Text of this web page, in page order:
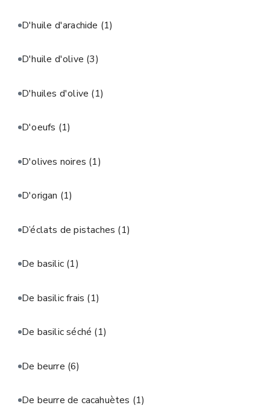
D'huile d'arachide (1)
D'huile d'olive (3)
D'huiles d'olive (1)
D'oeufs (1)
D'olives noires (1)
D'origan (1)
D’éclats de pistaches (1)
De basilic (1)
De basilic frais (1)
De basilic séché (1)
De beurre (6)
De beurre de cacahuètes (1)